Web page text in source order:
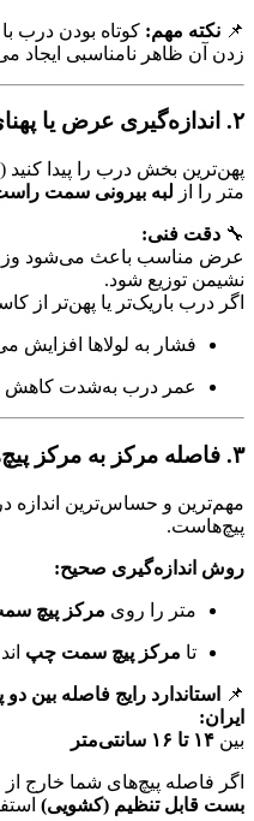
📌 نکته مهم: کوتاه بودن درب
زدن آن ظاهر نامناسبی ایجاد
۲. اندازه‌گیری عرض یا پهنای در توالت فرنگی
پهن‌ترین بخش درب را پیدا
متر را از لبه بیرونی سمت
🔧 دقت فنی:
عرض مناسب باعث می‌شود
نشیمن توزیع شود.
اگر درب باریک‌تر یا پهن‌تر از
فشار به لولاها افزایش
عمر درب به‌شدت کاهش
۳. فاصله مرکز به مرکز پیچ‌های اتصال
مهم‌ترین و حساس‌ترین اندازه
پیچ‌هاست.
روش اندازه‌گیری صحیح:
متر را روی مرکز پیچ
تا مرکز پیچ سمت چپ
📌
استاندارد رایج فاصله بین
ایران:
بین ۱۴ تا ۱۶ سانتی‌متر
اگر فاصله پیچ‌های شما خارج از
بست قابل تنظیم (کشویی)